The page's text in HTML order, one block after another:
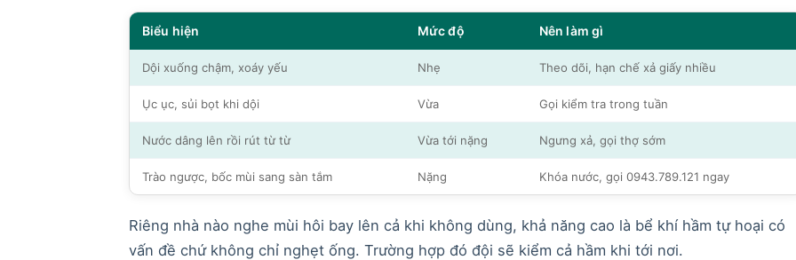
Biểu hiện Mức độ Nên làm gì
Dội xuống chậm, xoáy yếu Nhẹ Theo dõi, hạn chế xả giấy nhiều
Ục ục, sủi bọt khi dội Vừa Gọi kiểm tra trong tuần
Nước dâng lên rồi rút từ từ Vừa tới nặng Ngưng xả, gọi thợ sớm
Trào ngược, bốc mùi sang sàn tắm Nặng Khóa nước, gọi 0943.789.121 ngay
Riêng nhà nào nghe mùi hôi bay lên cả khi không dùng, khả năng cao là bể khí hầm tự hoại có
vấn đề chứ không chỉ nghẹt ống. Trường hợp đó đội sẽ kiểm cả hầm khi tới nơi.